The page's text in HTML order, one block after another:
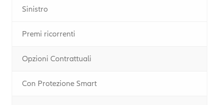
Sinistro
Premi ricorrenti
Opzioni Contrattuali
Con Protezione Smart